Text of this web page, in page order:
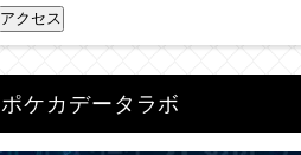
アクセス
ポケカデータラボ